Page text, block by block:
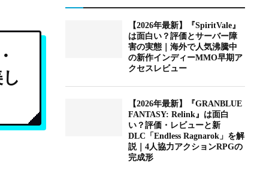
【2026年最新】『SpiritVale』
は面白い？評価とサーバー障
害の実態｜海外で人気沸騰中
の新作インディーMMO早期ア
クセスレビュー
【2026年最新】『GRANBLUE
FANTASY: Relink』は面白
い？評価・レビューと新
DLC「Endless Ragnarok」を解
説｜4人協力アクションRPGの
完成形